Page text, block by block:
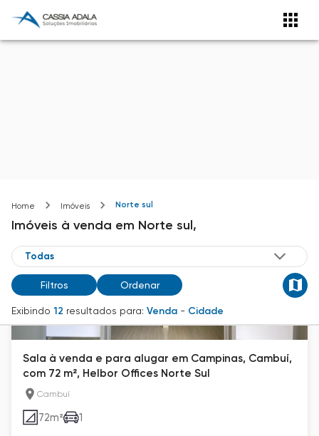
Home Imóveis Norte sul
Imóveis à venda em Norte sul,
Filtros Ordenar
Exibindo 12 resultados para: Venda - Cidade
Sala à venda e para alugar em Campinas, Cambuí,
com 72 m², Helbor Offices Norte Sul
Cambuí
72m² 1